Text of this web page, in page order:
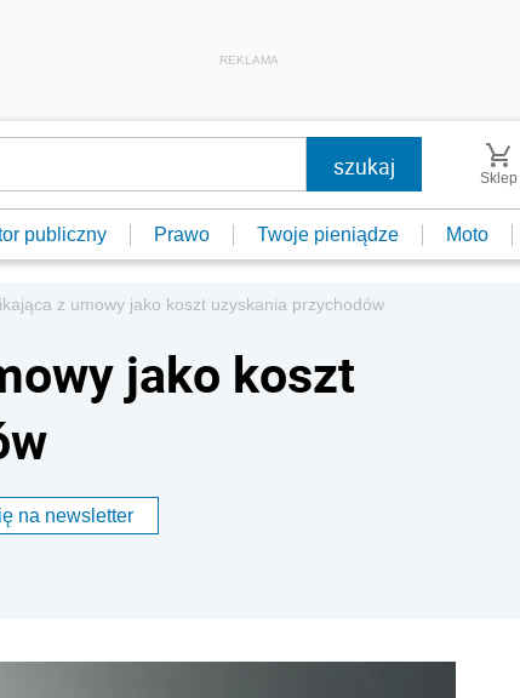
REKLAMA
Sklep
publiczny Prawo Twoje pieniądze Moto
z umowy jako koszt uzyskania przychodów
jako koszt
na newsletter